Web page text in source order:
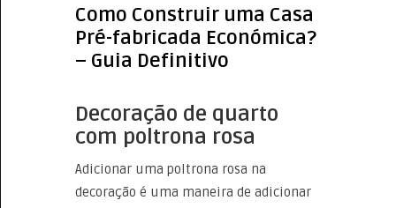
Como Construir uma Casa
Pré-fabricada Económica?
– Guia Definitivo
Decoração de quarto
com poltrona rosa
Adicionar uma poltrona rosa na
decoração é uma maneira de adicionar